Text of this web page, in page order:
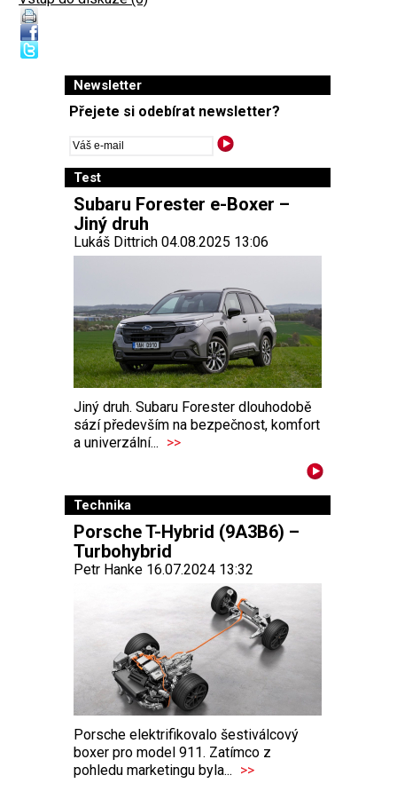
Newsletter
Přejete si odebírat newsletter?
Test
Subaru Forester e-Boxer –
Jiný druh
Lukáš Dittrich 04.08.2025 13:06
Jiný druh. Subaru Forester dlouhodobě
sází především na bezpečnost, komfort
a univerzální... >>
Technika
Porsche T-Hybrid (9A3B6) –
Turbohybrid
Petr Hanke 16.07.2024 13:32
Porsche elektrifikovalo šestiválcový
boxer pro model 911. Zatímco z
pohledu marketingu byla... >>